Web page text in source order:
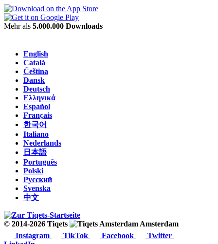
Mehr als 5.000.000 Downloads
English
Català
Čeština
Dansk
Deutsch
Ελληνικά
Español
Français
한국어
Italiano
Nederlands
日本語
Português
Polski
Русский
Svenska
中文
© 2014-2026 Tiqets
Amsterdam
Instagram
TikTok Facebook
Twitter